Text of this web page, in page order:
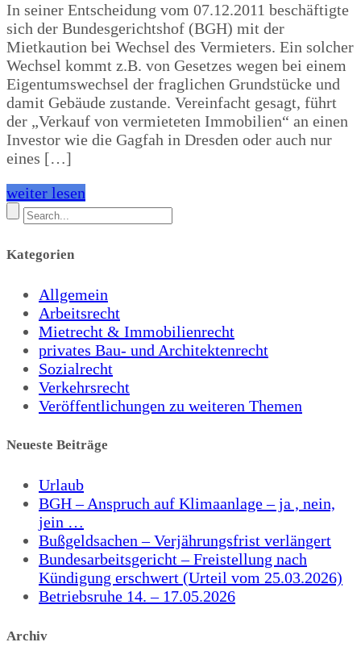
In seiner Entscheidung vom 07.12.2011 beschäftigte
sich der Bundesgerichtshof (BGH) mit der
Mietkaution bei Wechsel des Vermieters. Ein solcher
Wechsel kommt z.B. von Gesetzes wegen bei einem
Eigentumswechsel der fraglichen Grundstücke und
damit Gebäude zustande. Vereinfacht gesagt, führt
der „Verkauf von vermieteten Immobilien“ an einen
Investor wie die Gagfah in Dresden oder auch nur
eines […]
weiter lesen
Kategorien
Allgemein
Arbeitsrecht
Mietrecht & Immobilienrecht
privates Bau- und Architektenrecht
Sozialrecht
Verkehrsrecht
Veröffentlichungen zu weiteren Themen
Neueste Beiträge
Urlaub
BGH – Anspruch auf Klimaanlage – ja , nein,
jein …
Bußgeldsachen – Verjährungsfrist verlängert
Bundesarbeitsgericht – Freistellung nach
Kündigung erschwert (Urteil vom 25.03.2026)
Betriebsruhe 14. – 17.05.2026
Archiv